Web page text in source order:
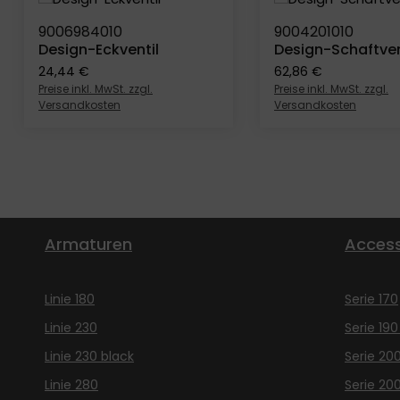
Produkt Anzahl: Gib den
9006984010
Design-Eckventil
Regulärer Preis:
24,44 €
Preise inkl. MwSt. zzgl.
Versandkosten
Produkt
9004201010
Design-
Regulärer Preis:
62,86 €
Preise inkl. MwSt. zzgl.
Versandkosten
Armaturen
Linie 180
Linie 230
Linie 230 black
Linie 280
Serie 170
Serie
Serie 200
Serie